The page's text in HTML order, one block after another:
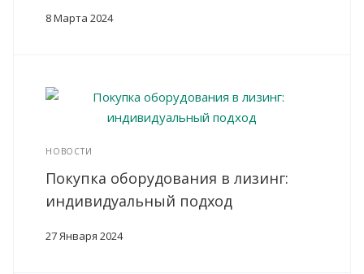
8 Марта 2024
НОВОСТИ
Покупка оборудования в лизинг:
индивидуальный подход
27 Января 2024